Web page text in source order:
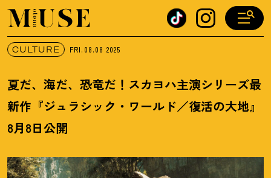
オトナミューズ ウェブ
CULTURE FRI.08.08 2025
夏だ、海だ、恐竜だ ！ スカヨハ主演シリーズ最
新作『ジュラシック・ワールド／復活の大地』
8月8日公開